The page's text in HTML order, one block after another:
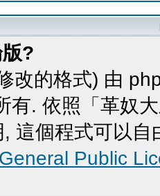
?
改的格式) 由
有. 依照「革奴
這個程式可以
Public